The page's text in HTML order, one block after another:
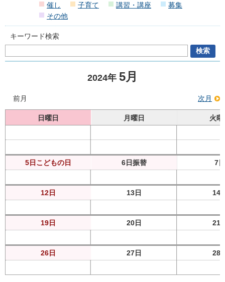
催し
子育て 講習・講座
募集
その他
キーワード検索
前月
2024年 5月
次月
日曜日 月曜日 火曜
5日こどもの日 6日振替 7日
12日 13日 14
19日 20日 21
26日 27日 28